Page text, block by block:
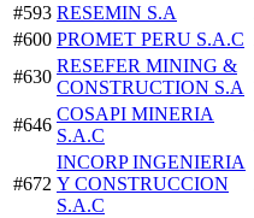
#593 RESEMIN S.A
#600 PROMET PERU S.A.C
#630
RESEFER MINING &
CONSTRUCTION S.A
#646
COSAPI MINERIA
S.A.C
#672
INCORP INGENIERIA
Y CONSTRUCCION
S.A.C